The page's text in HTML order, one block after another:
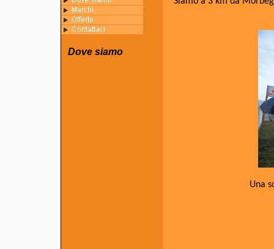
Dove siamo
Una